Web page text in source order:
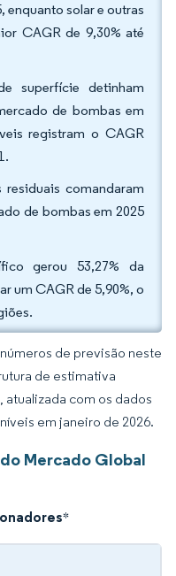
enquanto solar e outras
CAGR de 9,30% até
superfície detinham
de bombas em
registram o CAGR
comandaram
de bombas em 2025
gerou 53,27% da
um CAGR de 5,90%, o
de previsão neste
de estimativa
com os dados
em janeiro de 2026.
Mercado Global
*